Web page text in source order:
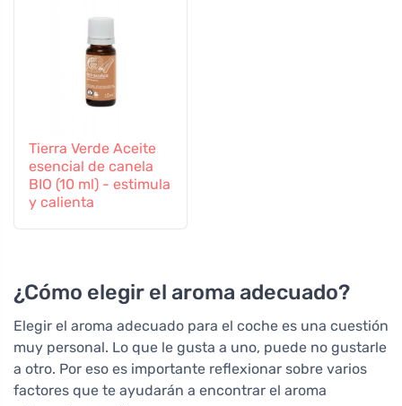
Tierra Verde Aceite
esencial de canela
BIO (10 ml) - estimula
y calienta
¿Cómo elegir el aroma adecuado?
Elegir el aroma adecuado para el coche es una cuestión
muy personal. Lo que le gusta a uno, puede no gustarle
a otro. Por eso es importante reflexionar sobre varios
factores que te ayudarán a encontrar el aroma